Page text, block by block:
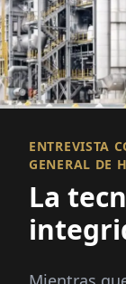
ENTREVISTA
GENERAL DE
La